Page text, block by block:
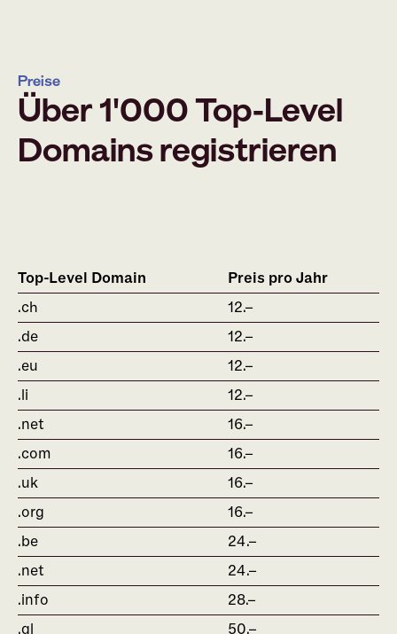
Preise
Über 1'000 Top-Level
Domains registrieren
Top-Level Domain
Preis pro Jahr
.ch
12.–
.de
12.–
.eu
12.–
.li
12.–
.net
16.–
.com
16.–
.uk
16.–
.org
16.–
.be
24.–
.net
24.–
.info
28.–
.gl
50.–